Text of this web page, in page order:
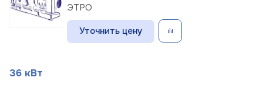
ЭТРО
Уточнить цену
36 кВт